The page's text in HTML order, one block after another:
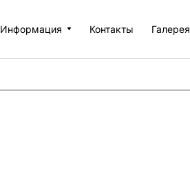
Информация Контакты Галерея